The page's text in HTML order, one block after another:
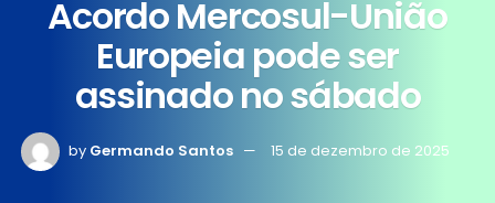
Acordo Mercosul-União
Europeia pode ser
assinado no sábado
by Germando Santos 15 de dezembro de 2025